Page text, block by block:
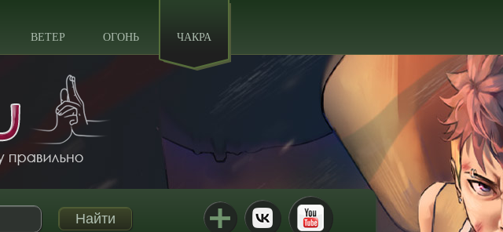
ВЕТЕР ОГОНЬ ЧАКРА